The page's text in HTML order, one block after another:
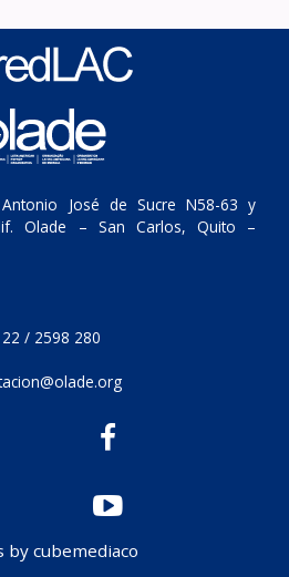
José de Sucre N58-63 y
Olade – San Carlos, Quito –
/ 2598 280
by cubemediaco